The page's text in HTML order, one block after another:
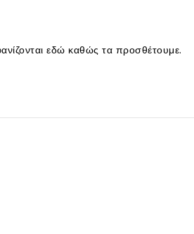
εδώ καθώς τα προσθέτουμε.